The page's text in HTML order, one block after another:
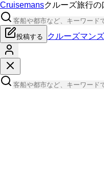
Cruisemansクルーズ旅行の
投稿する クルーズマン